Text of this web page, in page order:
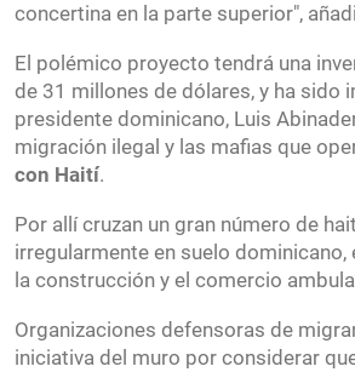
concertina en la parte superior",
El polémico proyecto tendrá una
de 31 millones de dólares, y ha sido
presidente dominicano, Luis
migración ilegal y las mafias que
con Haití.
Por allí cruzan un gran número de
irregularmente en suelo dominicano,
la construcción y el comercio
Organizaciones defensoras de
iniciativa del muro por considerar